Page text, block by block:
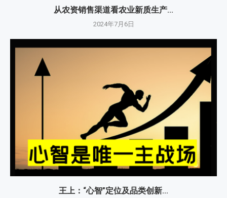
从农资销售渠道看农业新质生产...
2024年7月6日
王上：“心智”定位及品类创新...